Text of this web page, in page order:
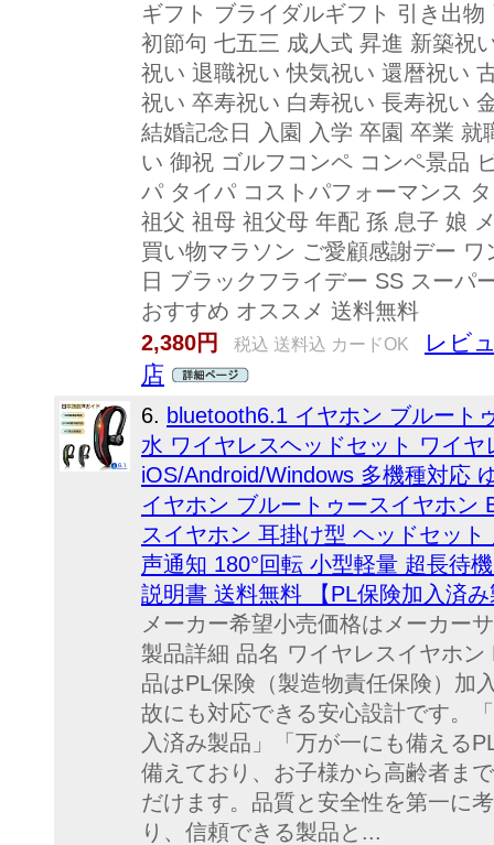
ギフト ブライダルギフト 引き出
初節句 七五三 成人式 昇進 新築祝
祝い 退職祝い 快気祝い 還暦祝い
祝い 卒寿祝い 白寿祝い 長寿祝い
結婚記念日 入園 入学 卒園 卒業
い 御祝 ゴルフコンペ コンペ景品
パ タイパ コストパフォーマンス
祖父 祖母 祖父母 年配 孫 息子 娘
買い物マラソン ご愛顧感謝デー
日 ブラックフライデー SS スーパ
おすすめ オススメ 送料無料
2,380円
税込 送料込 カードOK
レビ
店
6. bluetooth6.1 イヤホン ブルート
水 ワイヤレスヘッドセット ワイヤ
iOS/Android/Windows 多機種対応
イヤホン ブルートゥースイヤホン
スイヤホン 耳掛け型 ヘッドセッ
声通知 180°回転 小型軽量 超長待
説明書 送料無料 【PL保険加入済
メーカー希望小売価格はメーカー
製品詳細 品名 ワイヤレスイヤホ
品はPL保険（製造物責任保険）加
故にも対応できる安心設計です。
入済み製品」「万が一にも備える
備えており、お子様から高齢者ま
だけます。品質と安全性を第一に
り、信頼できる製品と...